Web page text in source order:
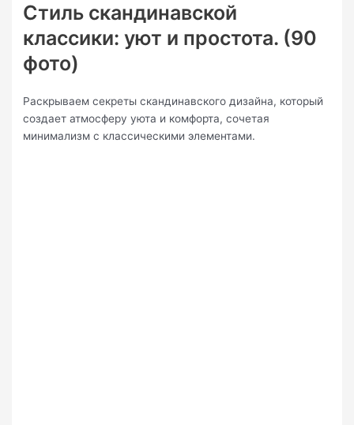
Стиль скандинавской
классики: уют и простота. (90
фото)
Раскрываем секреты скандинавского дизайна, который
создает атмосферу уюта и комфорта, сочетая
минимализм с классическими элементами.